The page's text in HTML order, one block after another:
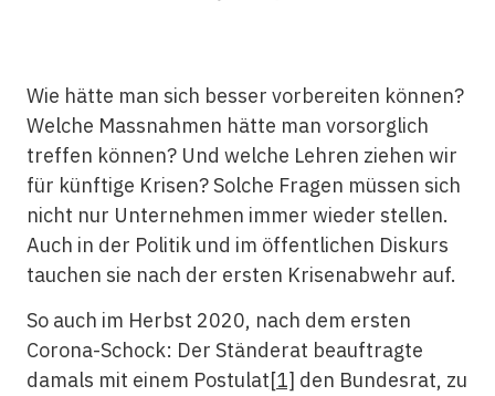
Wie hätte man sich besser vorbereiten können?
Welche Massnahmen hätte man vorsorglich
treffen können? Und welche Lehren ziehen wir
für künftige Krisen? Solche Fragen müssen sich
nicht nur Unternehmen immer wieder stellen.
Auch in der Politik und im öffentlichen Diskurs
tauchen sie nach der ersten Krisenabwehr auf.
So auch im Herbst 2020, nach dem ersten
Corona-Schock: Der Ständerat beauftragte
damals mit einem Postulat[1] den Bundesrat, zu